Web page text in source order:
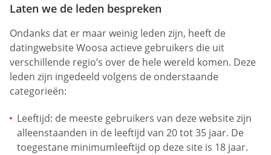
Laten we de leden bespreken
Ondanks dat er maar weinig leden zijn, heeft de
datingwebsite Woosa actieve gebruikers die uit
verschillende regio’s over de hele wereld komen. Deze
leden zijn ingedeeld volgens de onderstaande
categorieën:
Leeftijd: de meeste gebruikers van deze website zijn
alleenstaanden in de leeftijd van 20 tot 35 jaar. De
toegestane minimumleeftijd op deze site is 18 jaar.